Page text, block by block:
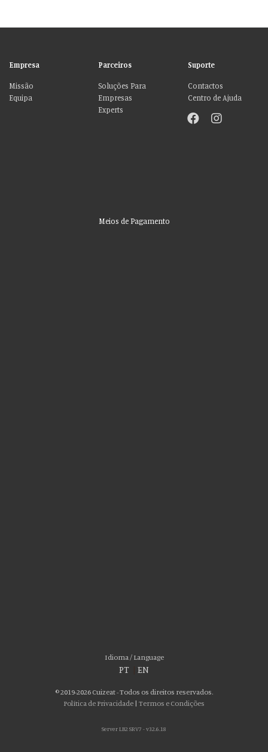
Empresa
Missão
Equipa
Parceiros
Soluções Para
Empresas
Experts
Suporte
Contactos
Centro de Ajuda
Meios de Pagamento
Idioma / Language
PT EN
© 2019-2026 Cuizeat - Todos os direitos reservados.
Política de Privacidade | Termos e Condições
Server LB2 SRV7 - v32.6.18
Usamos cookies para personalizar conteúdo e anúncios, fornecer recursos
de mídia social e analisar nosso tráfego. Também compartilhamos
social, publicidade e análise, que podem combiná-lo com outras informações
que você forneceu a eles ou que coletaram do uso de seus serviços. Você